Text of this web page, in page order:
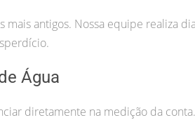
mais antigos. Nossa equipe realiza
Água
diretamente na medição da